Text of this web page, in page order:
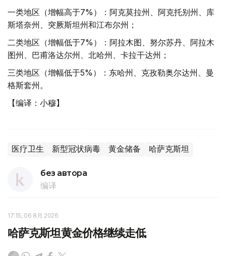
一类地区（增幅高于7%）：阿克莫拉州、阿克托别州、库
斯塔奈州、突厥斯坦州和江布尔州；
二类地区（增幅低于7%）：阿拉木图、努尔苏丹、阿拉木
图州、巴甫洛达尔州、北哈州、卡拉干达州；
三类地区（增幅低于5%）：东哈州、克孜勒奥尔达州、曼
格斯套州。
【编译：小穆】
医疗卫生 新型冠状病毒 黄金储备 哈萨克斯坦
без автора
编译
17:15, 06 8月 2026
哈萨克斯坦黄金价格继续走低